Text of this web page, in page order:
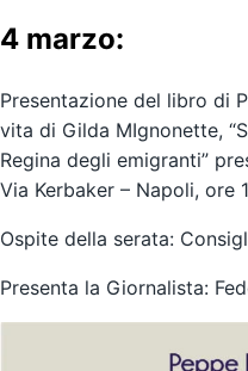
4 marzo:
Presentazione del libro di
vita di Gilda MIgnonette,
Regina degli emigranti”
Via Kerbaker – Napoli, ore
Ospite della serata:
Presenta la Giornalista: